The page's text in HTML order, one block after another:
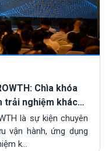
Chìa khóa
trải nghiệm khách
là sự kiện chuyên
vận hành, ứng dụng
k...